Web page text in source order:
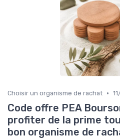
Choisir un organisme de rachat •
Code offre PEA
profiter de la prime
bon organisme de